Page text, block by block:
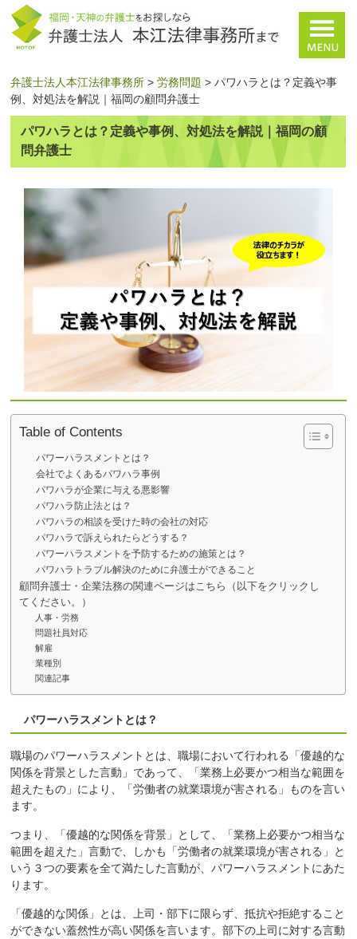
弁護士法人本江法律事務所 >労務問題 >パワハラとは？定義や事
例、対処法を解説｜福岡の顧問弁護士
パワハラとは？定義や事例、対処法を解説｜福岡の顧
問弁護士
Table of Contents
パワーハラスメントとは？
会社でよくあるパワハラ事例
パワハラが企業に与える悪影響
パワハラ防止法とは？
パワハラの相談を受けた時の会社の対応
パワハラで訴えられたらどうする？
パワーハラスメントを予防するための施策とは？
パワハラトラブル解決のために弁護士ができること
顧問弁護士・企業法務の関連ページはこちら（以下をクリックし
てください。）
人事・労務
問題社員対応
解雇
業種別
関連記事
パワーハラスメントとは？
職場のパワーハラスメントとは、職場において行われる「優越的な
関係を背景とした言動」であって、「業務上必要かつ相当な範囲を
超えたもの」により、「労働者の就業環境が害される」ものを言い
ます。
つまり、「優越的な関係を背景」として、「業務上必要かつ相当な
範囲を超えた」言動で、しかも「労働者の就業環境が害される」と
いう３つの要素を全て満たした言動が、パワーハラスメントにあた
ります。
「優越的な関係」とは、上司・部下に限らず、抵抗や拒絶すること
ができない蓋然性が高い関係を言います。部下の上司に対する言動